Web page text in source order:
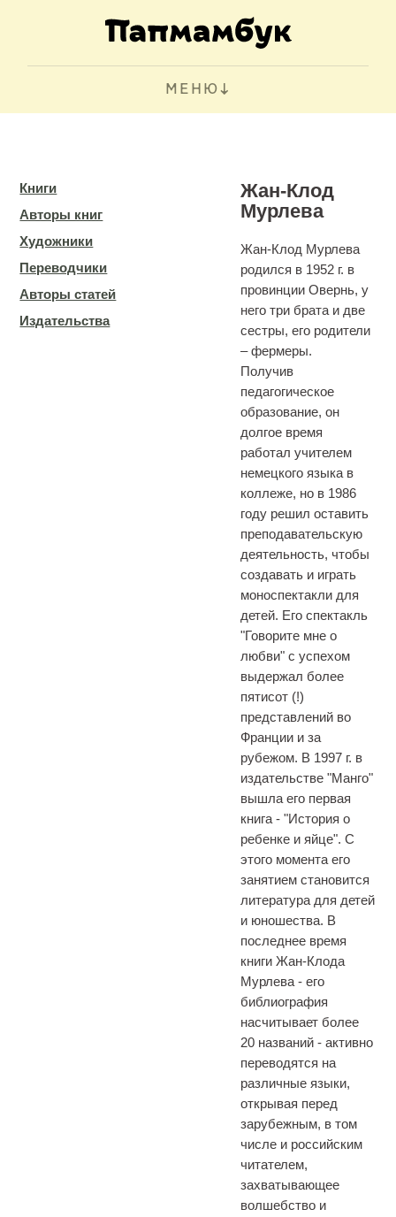
МЕНЮ
Книги
Авторы книг
Художники
Переводчики
Авторы статей
Издательства
Жан-Клод
Мурлева
Жан-Клод Мурлева
родился в 1952 г. в
провинции Овернь, у
него три брата и две
сестры, его родители
– фермеры.
Получив
педагогическое
образование, он
долгое время
работал учителем
немецкого языка в
коллеже, но в 1986
году решил оставить
преподавательскую
деятельность, чтобы
создавать и играть
моноспектакли для
детей. Его спектакль
"Говорите мне о
любви" с успехом
выдержал более
пятисот (!)
представлений во
Франции и за
рубежом. В 1997 г. в
издательстве "Манго"
вышла его первая
книга - "История о
ребенке и яйце". С
этого момента его
занятием становится
литература для детей
и юношества. В
последнее время
книги Жан-Клода
Мурлева - его
библиография
насчитывает более
20 названий - активно
переводятся на
различные языки,
открывая перед
зарубежным, в том
числе и российским
читателем,
захватывающее
волшебство и